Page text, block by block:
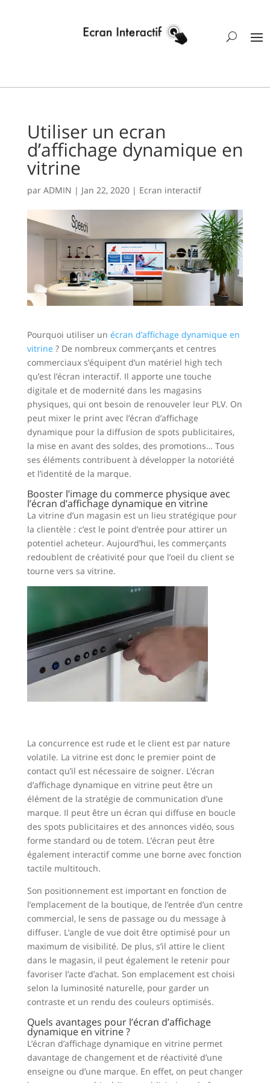
Utiliser un ecran
d’affichage dynamique en
vitrine
par ADMIN | Jan 22, 2020| Ecran interactif
Pourquoi utiliser un écran d’affichage dynamique en
vitrine ? De nombreux commerçants et centres
commerciaux s’équipent d’un matériel high tech
qu’est l’écran interactif. Il apporte une touche
digitale et de modernité dans les magasins
physiques, qui ont besoin de renouveler leur PLV. On
peut mixer le print avec l’écran d’affichage
dynamique pour la diffusion de spots publicitaires,
la mise en avant des soldes, des promotions… Tous
ses éléments contribuent à développer la notoriété
et l’identité de la marque.
Booster l’image du commerce physique avec
l’écran d’affichage dynamique en vitrine
La vitrine d’un magasin est un lieu stratégique pour
la clientèle : c’est le point d’entrée pour attirer un
potentiel acheteur. Aujourd’hui, les commerçants
redoublent de créativité pour que l’oeil du client se
tourne vers sa vitrine.
La concurrence est rude et le client est par nature
volatile. La vitrine est donc le premier point de
contact qu’il est nécessaire de soigner. L’écran
d’affichage dynamique en vitrine peut être un
élément de la stratégie de communication d’une
marque. Il peut être un écran qui diffuse en boucle
des spots publicitaires et des annonces vidéo, sous
forme standard ou de totem. L’écran peut être
également interactif comme une borne avec fonction
tactile multitouch.
Son positionnement est important en fonction de
l’emplacement de la boutique, de l’entrée d’un centre
commercial, le sens de passage ou du message à
diffuser. L’angle de vue doit être optimisé pour un
maximum de visibilité. De plus, s’il attire le client
dans le magasin, il peut également le retenir pour
favoriser l’acte d’achat. Son emplacement est choisi
selon la luminosité naturelle, pour garder un
contraste et un rendu des couleurs optimisés.
Quels avantages pour l’écran d’affichage
dynamique en vitrine ?
L’écran d’affichage dynamique en vitrine permet
davantage de changement et de réactivité d’une
enseigne ou d’une marque. En effet, on peut changer